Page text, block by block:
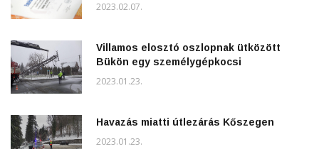
2023.02.07.
Villamos elosztó oszlopnak ütközött
Bükön egy személygépkocsi
2023.01.23.
Havazás miatti útlezárás Kőszegen
2023.01.23.